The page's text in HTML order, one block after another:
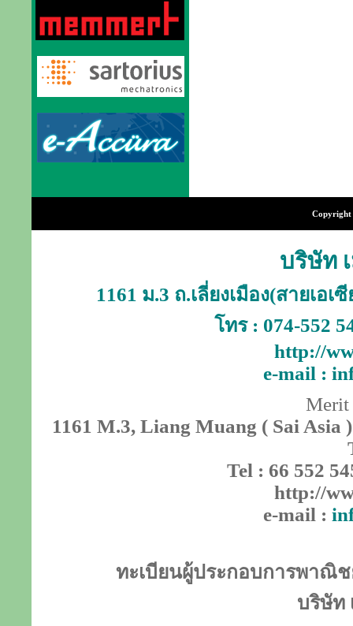
Copyright
บริษัท
1161 ม.3 ถ.เลี่ยงเมือง(สายเอ
โทร : 074-552
http://
e-mail :
Merit
1161 M.3, Liang Muang ( Sai Asia
Tel : 66 552
http://
e-mail :
ทะเบียนผู้ประกอบการพาณิช
บริษัท